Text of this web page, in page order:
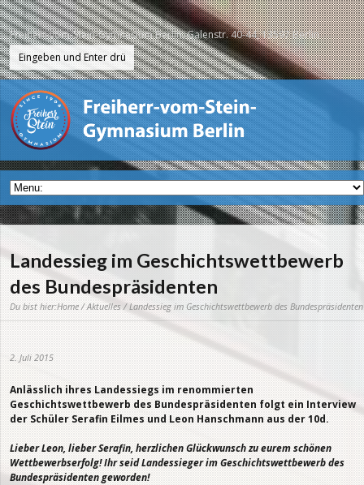
Freiherr-vom-Stein-Gymnasium Berlin, Galenstr. 40-44, 13597 Berlin
Landessieg im Geschichtswettbewerb
des Bundespräsidenten
Du bist hier:Home/Aktuelles/ Landessieg im Geschichtswettbewerb des Bundespräsidenten
2. Juli 2015
Anlässlich ihres Landessiegs im renommierten
Geschichtswettbewerb des Bundespräsidenten folgt ein Interview
der Schüler Serafin Eilmes und Leon Hanschmann aus der 10d.
Lieber Leon, lieber Serafin, herzlichen Glückwunsch zu eurem schönen
Wettbewerbserfolg! Ihr seid Landessieger im Geschichtswettbewerb des
Bundespräsidenten geworden!